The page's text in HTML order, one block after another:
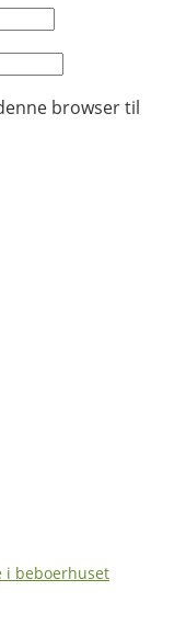
browser til
i beboerhuset